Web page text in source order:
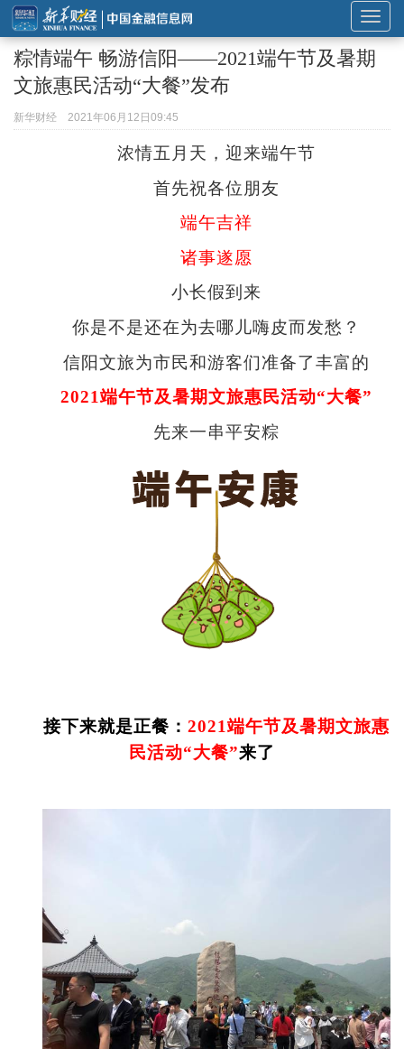
展
开
或
导
粽情端午 畅游信阳——2021端午节及暑期
文旅惠民活动“大餐”发布
新华财经 2021年06月12日09:45
浓情五月天 ， 迎来端午节
首先祝各位朋友
端午吉祥
诸事遂愿
小长假到来
你是不是还在为去哪儿嗨皮而发愁 ？
信阳文旅为市民和游客们准备了丰富的
2021端午节及暑期文旅惠民活动“大餐”
先来一串平安粽
接下来就是正餐 ： 2021端午节及暑期文旅惠
民活动“大餐”来了